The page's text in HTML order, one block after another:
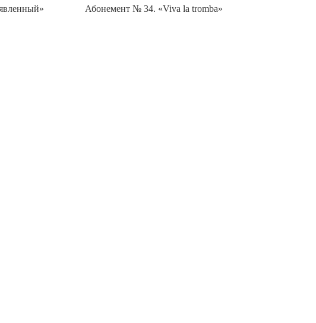
Абонемент № 34. «Viva la tromba»